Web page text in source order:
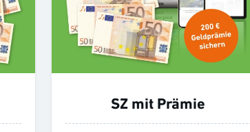
SZ mit Prämie